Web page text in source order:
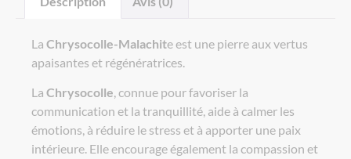
La Chrysocolle-Malachite est une pierre aux vertus
apaisantes et régénératrices.
La Chrysocolle, connue pour favoriser la
communication et la tranquillité, aide à calmer les
émotions, à réduire le stress et à apporter une paix
intérieure. Elle encourage également la compassion et